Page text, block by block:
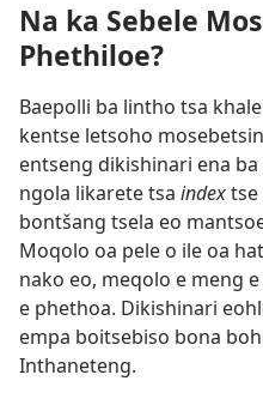
Na ka Sebele
Phethiloe?
Baepolli ba lintho tsa
kentse letsoho
entseng dikishinari ena
ngola likarete tsa indextse
bontšang tsela eo
Moqolo oa pele o ile oa
nako eo, meqolo e meng
e phethoa. Dikishinari
empa boitsebiso bona
Inthaneteng.